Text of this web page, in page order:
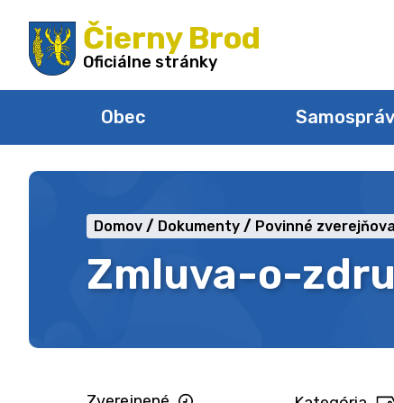
na
obsah
Čierny Brod
Oficiálne stránky
Obec
Zmluva-o-
Domov Dokumenty Povinné